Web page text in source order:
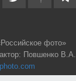
фото»
Повшенко В.А.